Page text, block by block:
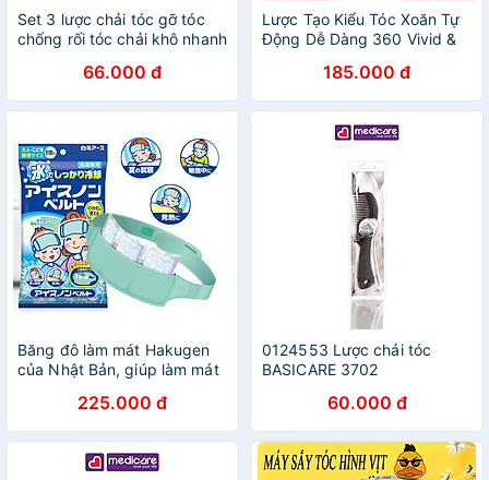
Set 3 lược chải tóc gỡ tóc
chống rối tóc chải khô nhanh
66.000 đ
Lược Tạo Kiểu Tóc Xoăn Tự
Động Dễ Dàng 360 Vivid &
185.000 đ
Băng đô làm mát Hakugen
của Nhật Bản, giúp làm mát
hợp cho cả trẻ em và người
lớn
225.000 đ
0124553 Lược chải tóc
BASICARE 3702
60.000 đ